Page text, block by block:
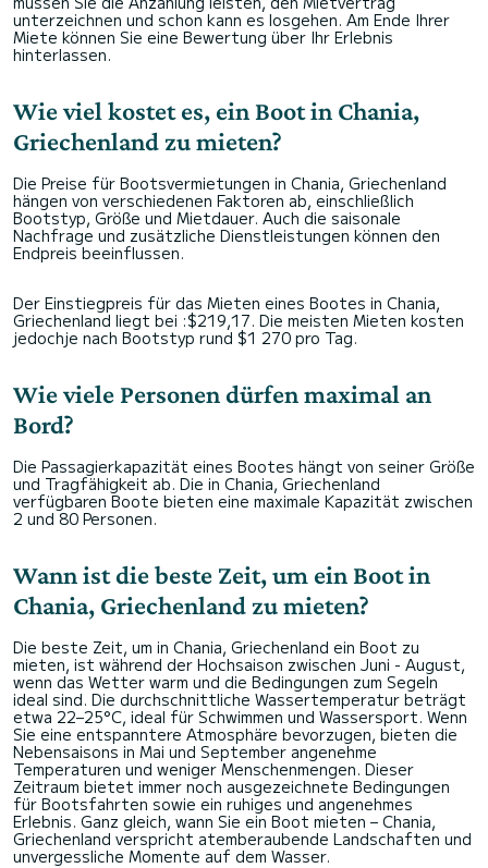
unterzeichnen und schon kann es losgehen. Am Ende Ihrer
Miete können Sie eine Bewertung über Ihr Erlebnis
hinterlassen.
Wie viel kostet es, ein Boot in Chania,
Griechenland zu mieten?
Die Preise für Bootsvermietungen in Chania, Griechenland
hängen von verschiedenen Faktoren ab, einschließlich
Bootstyp, Größe und Mietdauer. Auch die saisonale
Nachfrage und zusätzliche Dienstleistungen können den
Endpreis beeinflussen.
Der Einstiegpreis für das Mieten eines Bootes in Chania,
Griechenland liegt bei :$219,17. Die meisten Mieten kosten
jedochje nach Bootstyp rund $1 270 pro Tag.
Wie viele Personen dürfen maximal an
Bord?
Die Passagierkapazität eines Bootes hängt von seiner Größe
und Tragfähigkeit ab. Die in Chania, Griechenland
verfügbaren Boote bieten eine maximale Kapazität zwischen
2 und 80 Personen.
Wann ist die beste Zeit, um ein Boot in
Chania, Griechenland zu mieten?
Die beste Zeit, um in Chania, Griechenland ein Boot zu
mieten, ist während der Hochsaison zwischen Juni - August,
wenn das Wetter warm und die Bedingungen zum Segeln
ideal sind. Die durchschnittliche Wassertemperatur beträgt
etwa 22–25°C, ideal für Schwimmen und Wassersport. Wenn
Sie eine entspanntere Atmosphäre bevorzugen, bieten die
Nebensaisons in Mai und September angenehme
Temperaturen und weniger Menschenmengen. Dieser
Zeitraum bietet immer noch ausgezeichnete Bedingungen
für Bootsfahrten sowie ein ruhiges und angenehmes
Erlebnis. Ganz gleich, wann Sie ein Boot mieten – Chania,
Griechenland verspricht atemberaubende Landschaften und
unvergessliche Momente auf dem Wasser.